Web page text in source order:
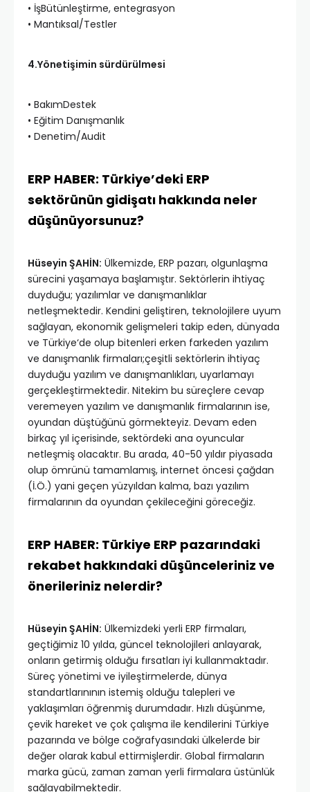
• İşBütünleştirme, entegrasyon
• Mantıksal/Testler
4.Yönetişimin sürdürülmesi
• BakımDestek
• Eğitim Danışmanlık
• Denetim/Audit
ERP HABER: Türkiye’deki ERP
sektörünün gidişatı hakkında neler
düşünüyorsunuz?
Hüseyin ŞAHİN: Ülkemizde, ERP pazarı, olgunlaşma
sürecini yaşamaya başlamıştır. Sektörlerin ihtiyaç
duyduğu; yazılımlar ve danışmanlıklar
netleşmektedir. Kendini geliştiren, teknolojilere uyum
sağlayan, ekonomik gelişmeleri takip eden, dünyada
ve Türkiye‘de olup bitenleri erken farkeden yazılım
ve danışmanlık firmaları;çeşitli sektörlerin ihtiyaç
duyduğu yazılım ve danışmanlıkları, uyarlamayı
gerçekleştirmektedir. Nitekim bu süreçlere cevap
veremeyen yazılım ve danışmanlık firmalarının ise,
oyundan düştüğünü görmekteyiz. Devam eden
birkaç yıl içerisinde, sektördeki ana oyuncular
netleşmiş olacaktır. Bu arada, 40-50 yıldır piyasada
olup ömrünü tamamlamış, internet öncesi çağdan
(İ.Ö.) yani geçen yüzyıldan kalma, bazı yazılım
firmalarının da oyundan çekileceğini göreceğiz.
ERP HABER: Türkiye ERP pazarındaki
rekabet hakkındaki düşünceleriniz ve
önerileriniz nelerdir?
Hüseyin ŞAHİN: Ülkemizdeki yerli ERP firmaları,
geçtiğimiz 10 yılda, güncel teknolojileri anlayarak,
onların getirmiş olduğu fırsatları iyi kullanmaktadır.
Süreç yönetimi ve iyileştirmelerde, dünya
standartlarınının istemiş olduğu talepleri ve
yaklaşımları öğrenmiş durumdadır. Hızlı düşünme,
çevik hareket ve çok çalışma ile kendilerini Türkiye
pazarında ve bölge coğrafyasındaki ülkelerde bir
değer olarak kabul ettirmişlerdir. Global firmaların
marka gücü, zaman zaman yerli firmalara üstünlük
sağlayabilmektedir.